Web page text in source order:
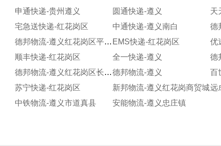
申通快递-贵州遵义 圆通快递-遵义
天
宅急送快递-红花岗区
中通快递-遵义南白
德邦物流-遵义红花岗区平庄大道 EMS快递-红花岗区
优
顺丰快递-红花岗区
全一快递-遵义
德邦物流-遵义红花岗区长征镇德邦物流-遵义
百
苏宁快递-红花岗区
新邦物流-遵义红花岗商贸城
中铁物流-遵义市道真县
安能物流-遵义忠庄镇